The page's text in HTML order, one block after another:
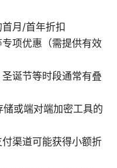
月/首年折扣
项优惠（需提供有效
诞节等时段通常有叠
或端对端加密工具的
渠道可能获得小额折